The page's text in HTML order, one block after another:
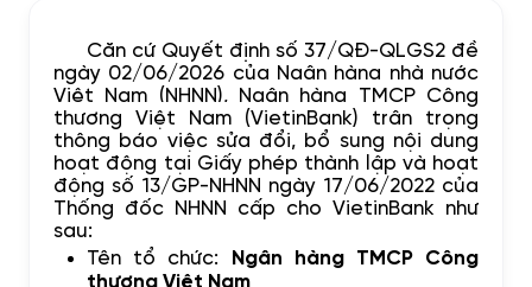
Căn cứ Quyết định số 37/QĐ-QLGS2 đề
ngày 02/06/2026 của Ngân hàng nhà nước
Việt Nam (NHNN), Ngân hàng TMCP Công
thương Việt Nam (VietinBank) trân trọng
thông báo việc sửa đổi, bổ sung nội dung
hoạt động tại Giấy phép thành lập và hoạt
động số 13/GP-NHNN ngày 17/06/2022 của
Thống đốc NHNN cấp cho VietinBank như
sau:
Tên tổ chức: Ngân hàng TMCP Công
thương Việt Nam